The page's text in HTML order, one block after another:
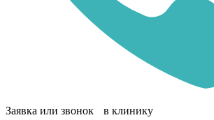
Заявка или звонок в клинику